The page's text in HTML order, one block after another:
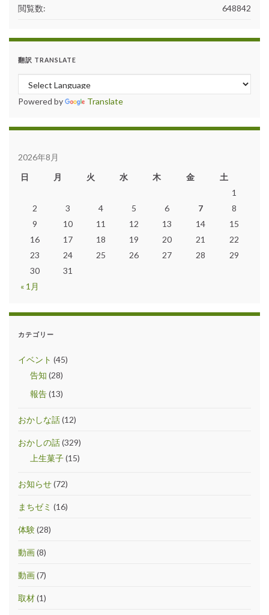
648842
閲覧数:
翻訳 TRANSLATE
Powered by Translate
2026年8月
日
月 火 水 木 金 土
« 1月
1
2
3 4 5 6 7
8
9
10 11 12 13 14
15
16
17 18 19 20 21
22
23
24 25 26 27 28
29
30
31
カテゴリー
イベント (45)
告知 (28)
報告(13)
おかしな話(12)
おかしの話(329)
上生菓子(15)
お知らせ(72)
まちゼミ (16)
体験(28)
動画(8)
動画(7)
取材(1)